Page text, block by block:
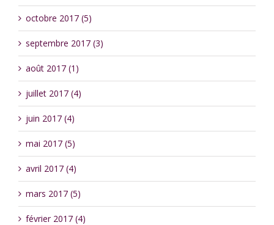
octobre 2017 (5)
septembre 2017 (3)
août 2017 (1)
juillet 2017 (4)
juin 2017 (4)
mai 2017 (5)
avril 2017 (4)
mars 2017 (5)
février 2017 (4)